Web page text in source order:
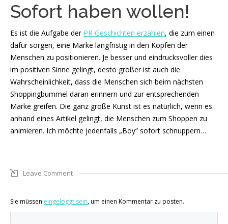
Sofort haben wollen!
Es ist die Aufgabe der PR Geschichten erzählen, die zum einen
dafür sorgen, eine Marke langfristig in den Köpfen der
Menschen zu positionieren. Je besser und eindrucksvoller dies
im positiven Sinne gelingt, desto größer ist auch die
Wahrscheinlichkeit, dass die Menschen sich beim nächsten
Shoppingbummel daran erinnern und zur entsprechenden
Marke greifen. Die ganz große Kunst ist es natürlich, wenn es
anhand eines Artikel gelingt, die Menschen zum Shoppen zu
animieren. Ich möchte jedenfalls „Boy“ sofort schnuppern…
Leave Comment
Sie müssen eingeloggt sein, um einen Kommentar zu posten.